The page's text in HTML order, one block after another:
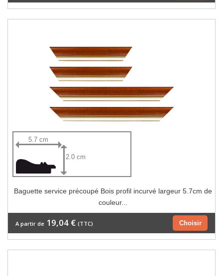
5.7 cm
2.0 cm
Baguette service précoupé Bois profil incurvé largeur 5.7cm de
couleur...
Choisir
A partir de 19,04 € (TTC)